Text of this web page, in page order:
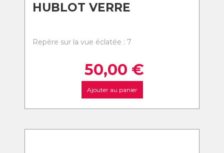
HUBLOT VERRE
Repère sur la vue éclatée : 7
50,00 €
Ajouter au panier